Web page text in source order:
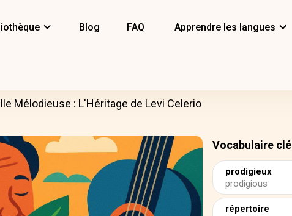
Blog FAQ Apprendre les langues
Mélodieuse : L'Héritage de Levi Celerio
Vocabulaire clé
prodigieux
prodigious
répertoire